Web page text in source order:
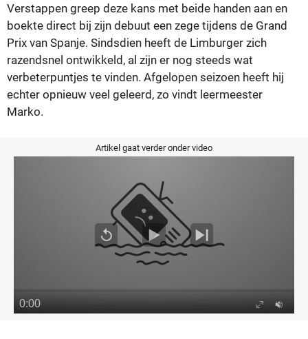
Verstappen greep deze kans met beide handen aan en
boekte direct bij zijn debuut een zege tijdens de Grand
Prix van Spanje. Sindsdien heeft de Limburger zich
razendsnel ontwikkeld, al zijn er nog steeds wat
verbeterpuntjes te vinden. Afgelopen seizoen heeft hij
echter opnieuw veel geleerd, zo vindt leermeester
Marko.
Artikel gaat verder onder video